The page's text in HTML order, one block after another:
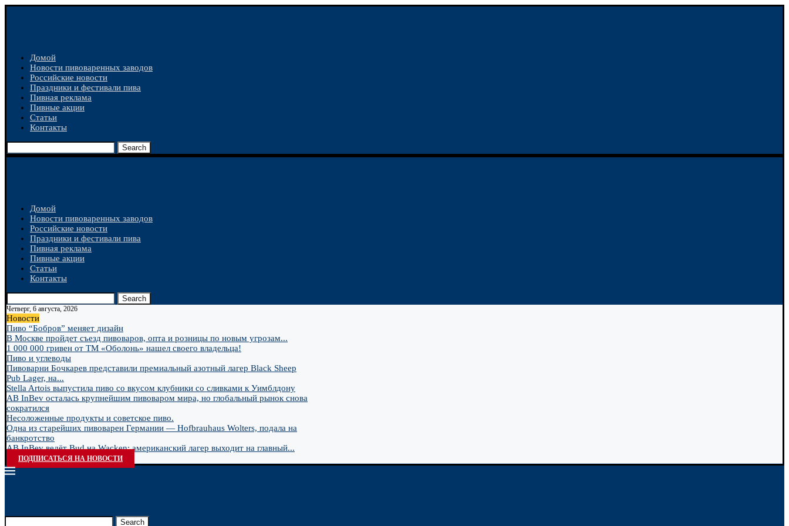
Домой
Новости пивоваренных заводов
Российские новости
Праздники и фестивали пива
Пивная реклама
Пивные акции
Статьи
Контакты
Search
Домой
Новости пивоваренных заводов
Российские новости
Праздники и фестивали пива
Пивная реклама
Пивные акции
Статьи
Контакты
Search
Четверг, 6 августа, 2026
Новости
Пиво “Бобров” меняет дизайн
В Москве пройдет съезд пивоваров, опта и розницы по новым угрозам...
1 000 000 гривен от ТМ «Оболонь» нашел своего владельца!
Пиво и углеводы
Пивоварни Бочкарев представили премиальный азотный лагер Black Sheep
Pub Lager, на...
Stella Artois выпустила пиво со вкусом клубники со сливками к Уимблдону
AB InBev осталась крупнейшим пивоваром мира, но глобальный рынок снова
сократился
Несоложенные продукты и советское пиво.
Одна из старейших пивоварен Германии — Hofbrauhaus Wolters, подала на
банкротство
AB InBev ведёт Bud на Wacken: американский лагер выходит на главный...
ПОДПИСАТЬСЯ НА НОВОСТИ
Search